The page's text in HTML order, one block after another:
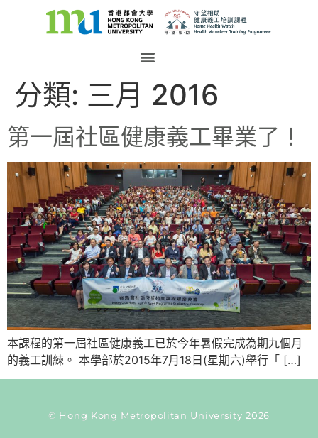
分類: 三月 2016
第一屆社區健康義工畢業了！
本課程的第一屆社區健康義工已於今年暑假完成為期九個月
的義工訓練。 本學部於2015年7月18日(星期六)舉行「 […]
© Hong Kong Metropolitan University 2026